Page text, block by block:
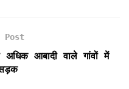
Post
आबादी वाले गांवों में